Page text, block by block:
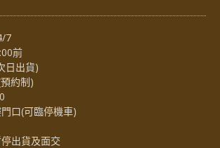
7
前
日出貨)
約制)
口(可臨停機車)
出貨及面交